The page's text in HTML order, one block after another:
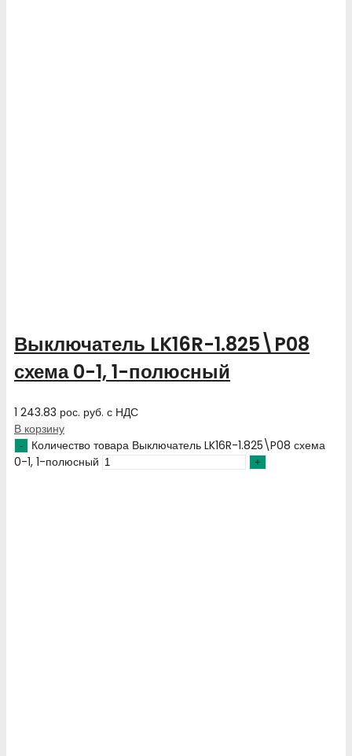
Выключатель LK16R-1.825\P08
схема 0-1, 1-полюсный
1 243.83 рос. руб. с НДС
В корзину
Количество товара Выключатель LK16R-1.825\P08 схема
0-1, 1-полюсный